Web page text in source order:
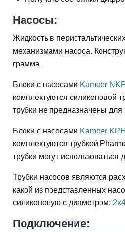
Насосы:
Жидкость в
механизмами насоса.
грамма.
Блоки с насосами Kamoer
комплектуются силиконовой
трубки не предназначены
Блоки с насосами Kamoer
комплектуются трубкой
трубки могут
Трубки насосов являются
какой из представленных
силиконовую с диаметром: 2x4
Подключение: